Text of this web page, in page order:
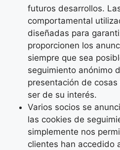
futuros desarrollos.
comportamental
diseñadas para
proporcionen los
siempre que sea
seguimiento anónimo
presentación de
ser de su interés.
Varios socios se
las cookies de
simplemente nos
clientes han accedido